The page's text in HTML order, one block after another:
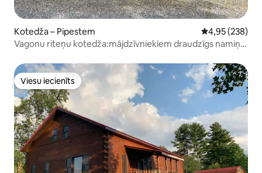
Kotedža – Pipestem Vidējais
4,95 (238)
Vagonu riteņu kotedža:mājdzīvniekiem draudzīgs namiņš
Viesu iecienīts
Viesu iecienīts